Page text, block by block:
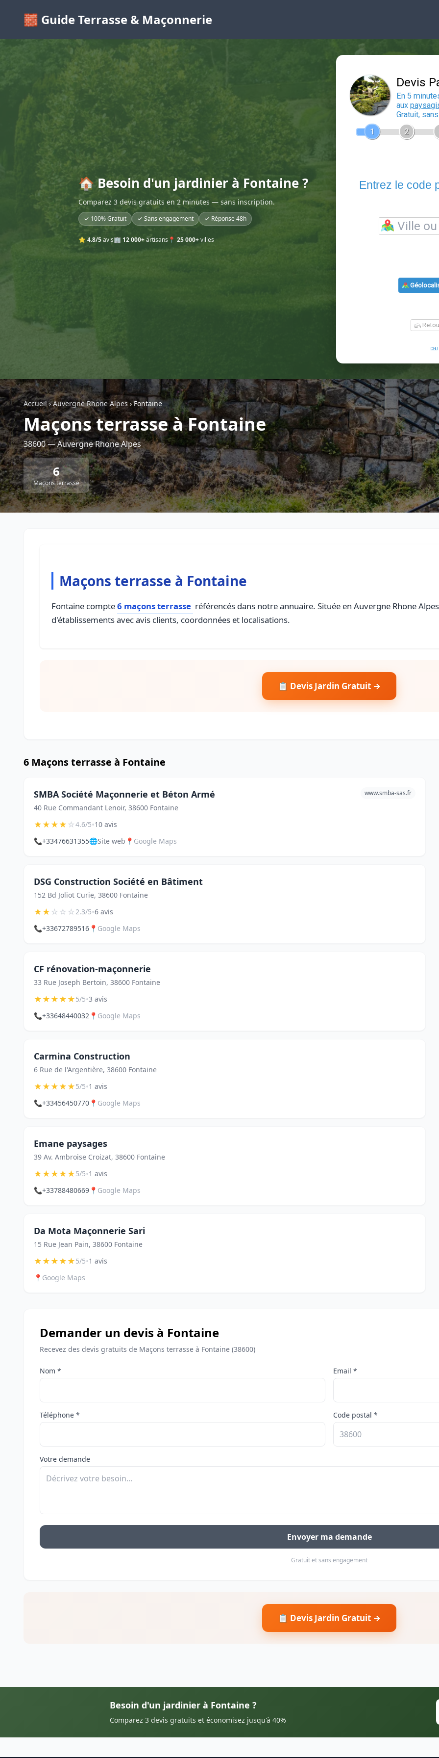
🧱 Guide Terrasse & Maçonnerie
🏠 Besoin d'un jardinier à Fontaine ?
Comparez 3 devis gratuits en 2 minutes — sans inscription.
✓ 100% Gratuit ✓ Sans engagement ✓ Réponse 48h
⭐ 4.8/5avis🏢 12 000+artisans 📍 25 000+villes
Accueil›Auvergne Rhone Alpes ›Fontaine
Maçons terrasse à Fontaine
38600 — Auvergne Rhone Alpes
6
Maçons terrasse
Maçons terrasse à Fontaine
Fontaine compte6 maçons terrasse référencés dans notre annuaire. Située en Auvergne Rhone
d'établissements avec avis clients, coordonnées et localisations.
📋 Devis Jardin Gratuit →
6 Maçons terrasse à Fontaine
SMBA Société Maçonnerie et Béton Armé
40 Rue Commandant Lenoir, 38600 Fontaine
www.smba-sas.fr
★★★★☆4.6/5•10 avis
📞+33476631355🌐Site web 📍 Google Maps
DSG Construction Société en Bâtiment
152 Bd Joliot Curie, 38600 Fontaine
★★☆☆☆2.3/5•6 avis
📞+33672789516 📍 Google Maps
CF rénovation-maçonnerie
33 Rue Joseph Bertoin, 38600 Fontaine
★★★★★5/5•3 avis
📞+33648440032 📍 Google Maps
Carmina Construction
6 Rue de l'Argentière, 38600 Fontaine
★★★★★5/5•1 avis
📞+33456450770 📍 Google Maps
Emane paysages
39 Av. Ambroise Croizat, 38600 Fontaine
★★★★★5/5•1 avis
📞+33788480669 📍 Google Maps
Da Mota Maçonnerie Sari
15 Rue Jean Pain, 38600 Fontaine
★★★★★5/5•1 avis
📍 Google Maps
Demander un devis à Fontaine
Recevez des devis gratuits de Maçons terrasse à Fontaine (38600)
Nom * Email *
Téléphone * Code postal *
Votre demande
Envoyer ma demande
Gratuit et sans engagement
📋 Devis Jardin Gratuit →
Besoin d'un jardinier à Fontaine ?
Comparez 3 devis gratuits et économisez jusqu'à 40%